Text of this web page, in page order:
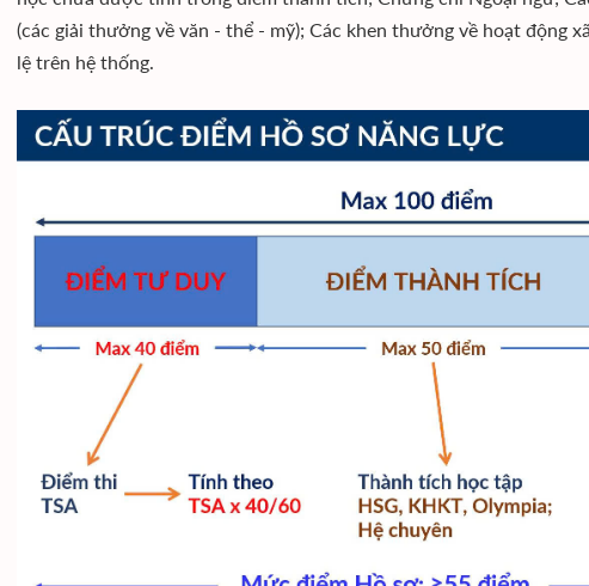
(các giải thưởng về văn - thể - mỹ); Các khen thưởng về hoạt động
lệ trên hệ thống.